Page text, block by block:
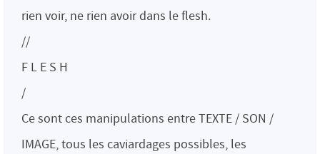
rien voir, ne rien avoir dans le flesh.
//
F L E S H
/
Ce sont ces manipulations entre TEXTE / SON /
IMAGE, tous les caviardages possibles, les